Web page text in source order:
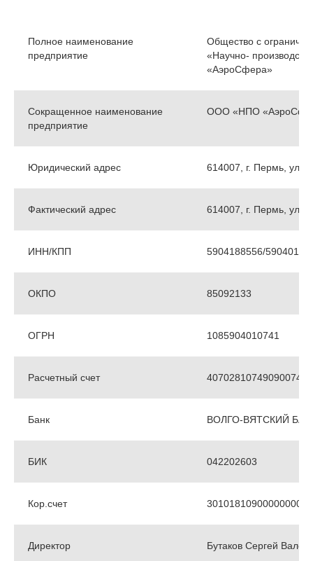
Полное наименование
предприятие
Общество с
«Научно-
«АэроСфера»
Сокращенное наименование
предприятие
ООО «НПО
Юридический адрес 614007, г. Пермь, ул.
Фактический адрес 614007, г. Пермь, ул.
ИНН/КПП 5904188556/
ОКПО 85092133
ОГРН 1085904010741
Расчетный счет
Банк ВОЛГО-ВЯТСКИЙ
БИК 042202603
Кор.счет
Директор Бутаков Сергей